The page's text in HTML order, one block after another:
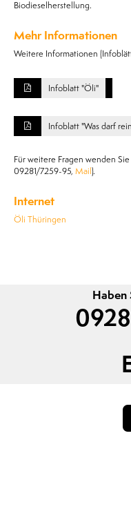
Biodieselherstellung.
Mehr Informationen
Weitere Informationen
Infoblatt "Öli"
Infoblatt "Was darf
Für weitere Fragen wenden
09281/7259-95, Mail ).
Internet
Öli Thüringen
Haben